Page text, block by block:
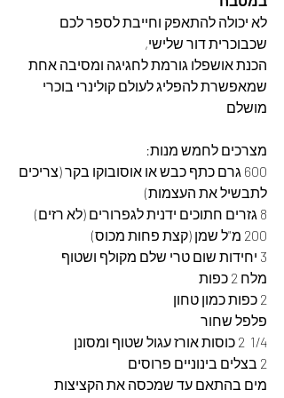
לא יכולה להתאפק וחייבת לספר לכם
שכבוכרית דור שלישי,
הכנת אושפלו גורמת לחגיגה ומסיבה אחת
שמאפשרת להפליג לעולם קולינרי בוכרי
מושלם
מצרכים לחמש מנות:
600 גרם כתף כבש או אוסובוקו בקר (צריכים
לתבשיל את העצמות)
8 גזרים חתוכים ידנית לגפרורים (לא רזים)
200 מ"ל שמן (קצת פחות מכוס)
3 יחידות שום טרי שלם מקולף ושטוף
מלח 2 כפות
2 כפות כמון טחון
פלפל שחור
1/4  2 כוסות אורז עגול שטוף ומסונן
2 בצלים בינוניים פרוסים
מים בהתאם עד שמכסה את הקציצות